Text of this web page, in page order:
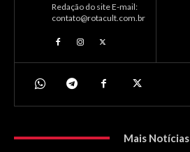
Redação do site E-mail:
contato@rotacult.com.br
Mais Notícias